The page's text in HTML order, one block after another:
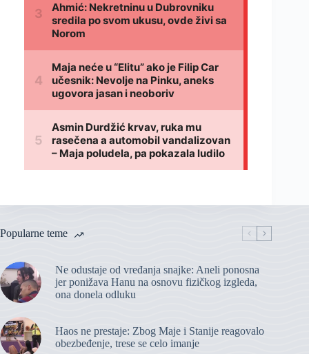
Popularne teme
Ne odustaje od vređanja snajke: Aneli ponosna
jer ponižava Hanu na osnovu fizičkog izgleda,
ona donela odluku
Haos ne prestaje: Zbog Maje i Stanije reagovalo
obezbeđenje, trese se celo imanje